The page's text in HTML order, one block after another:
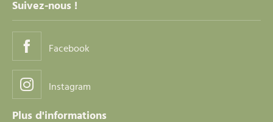
Suivez-nous !
Facebook
Instagram
Plus d'informations